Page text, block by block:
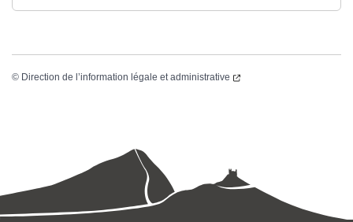
© Direction de l’information légale et administrative